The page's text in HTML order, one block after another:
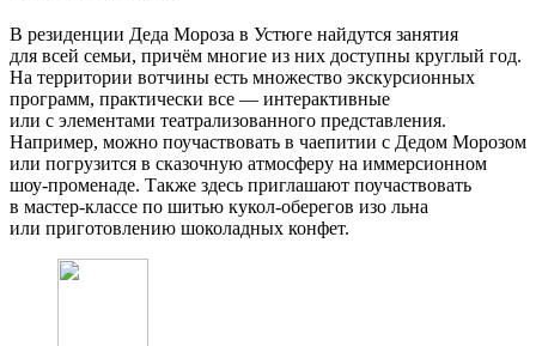
В резиденции Деда Мороза в Устюге найдутся занятия
для всей семьи, причём многие из них доступны круглый год.
На территории вотчины есть множество экскурсионных
программ, практически все — интерактивные
или с элементами театрализованного представления.
Например, можно поучаствовать в чаепитии с Дедом Морозом
или погрузится в сказочную атмосферу на иммерсионном
шоу‑променаде. Также здесь приглашают поучаствовать
в мастер‑классе по шитью кукол‑оберегов изо льна
или приготовлению шоколадных конфет.